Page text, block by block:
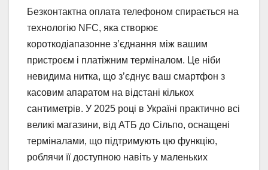
Безконтактна оплата телефоном спирається на
технологію NFC, яка створює
короткодіапазонне з’єднання між вашим
пристроєм і платіжним терміналом. Це ніби
невидима нитка, що з’єднує ваш смартфон з
касовим апаратом на відстані кількох
сантиметрів. У 2025 році в Україні практично всі
великі магазини, від АТБ до Сільпо, оснащені
терміналами, що підтримують цю функцію,
роблячи її доступною навіть у маленьких